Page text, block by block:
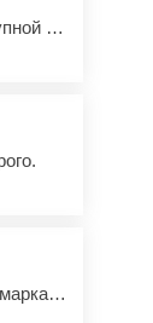
Куплю косметику Loreal, Chi, Gewohl, мелким оптом, по доступной цене.
Здравствуйте, нахожусь в Берлине. Хочу купить велосипед, марка не важна, главное, чтобы он был в хорошем состоянии. Заберу сам.